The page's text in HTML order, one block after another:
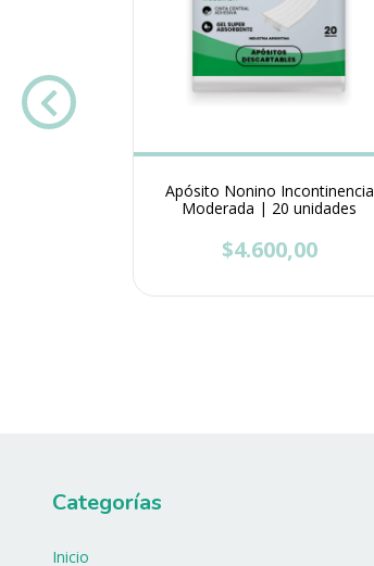
Nonisec |
Apósito Nonino Incontinencia
Moderada | 20 unidades
$4.600,00
Categorías
Inicio